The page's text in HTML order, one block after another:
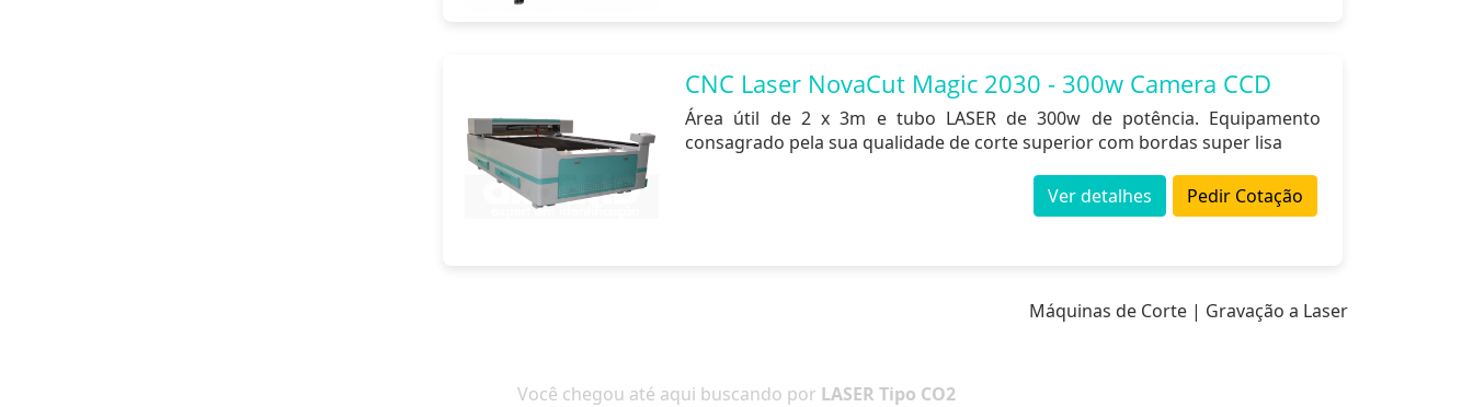
CNC Laser NovaCut Magic 2030 - 300w Camera CCD
Área útil de 2 x 3m e tubo LASER de 300w de potência. Equipamento
consagrado pela sua qualidade de corte superior com bordas super lisa
Pedir Cotação
Ver detalhes
Máquinas de Corte | Gravação a Laser
Você chegou até aqui buscando por LASER Tipo CO2